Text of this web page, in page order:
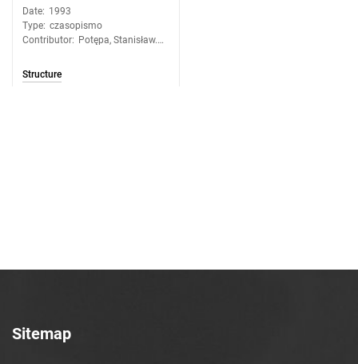
Date: 1993
Type: czasopismo
Contributor: Potępa, Stanisław.
Structure
Sitemap